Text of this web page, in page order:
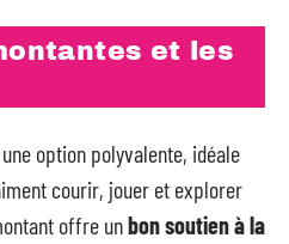
et les
option polyvalente, idéale
courir, jouer et explorer
offre unbon soutien à la